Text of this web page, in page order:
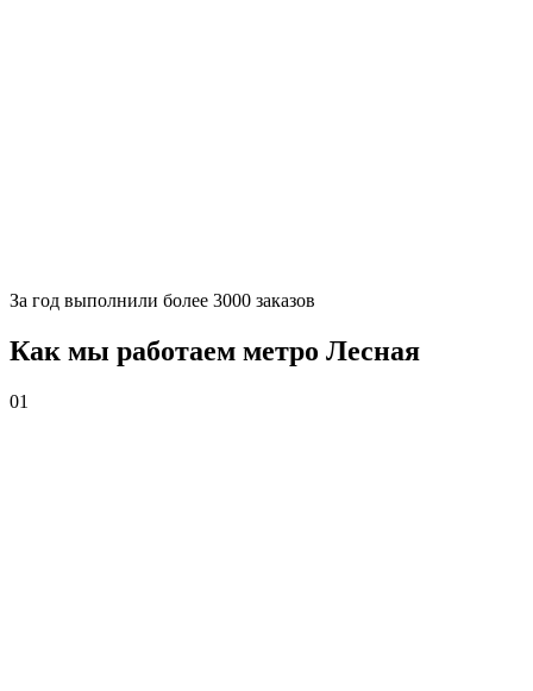
За год выполнили более 3000 заказов
Как мы работаем метро Лесная
01